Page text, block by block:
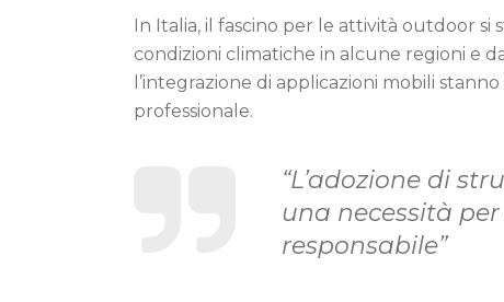
In Italia, il fascino per le attività outdoor
condizioni climatiche in alcune regioni e
l’integrazione di applicazioni mobili
professionale.
“L’adozione di
una necessità
responsabile”